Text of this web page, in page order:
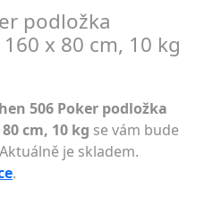
podložka
x 80 cm, 10 kg
506 Poker podložka
cm, 10 kg se vám bude
je skladem.
.